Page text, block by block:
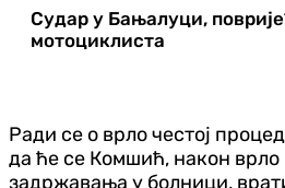
Судар у Бањалуци,
мотоциклиста
Ради се о врло честој
да ће се Комшић, након врло
задржавања у болници,